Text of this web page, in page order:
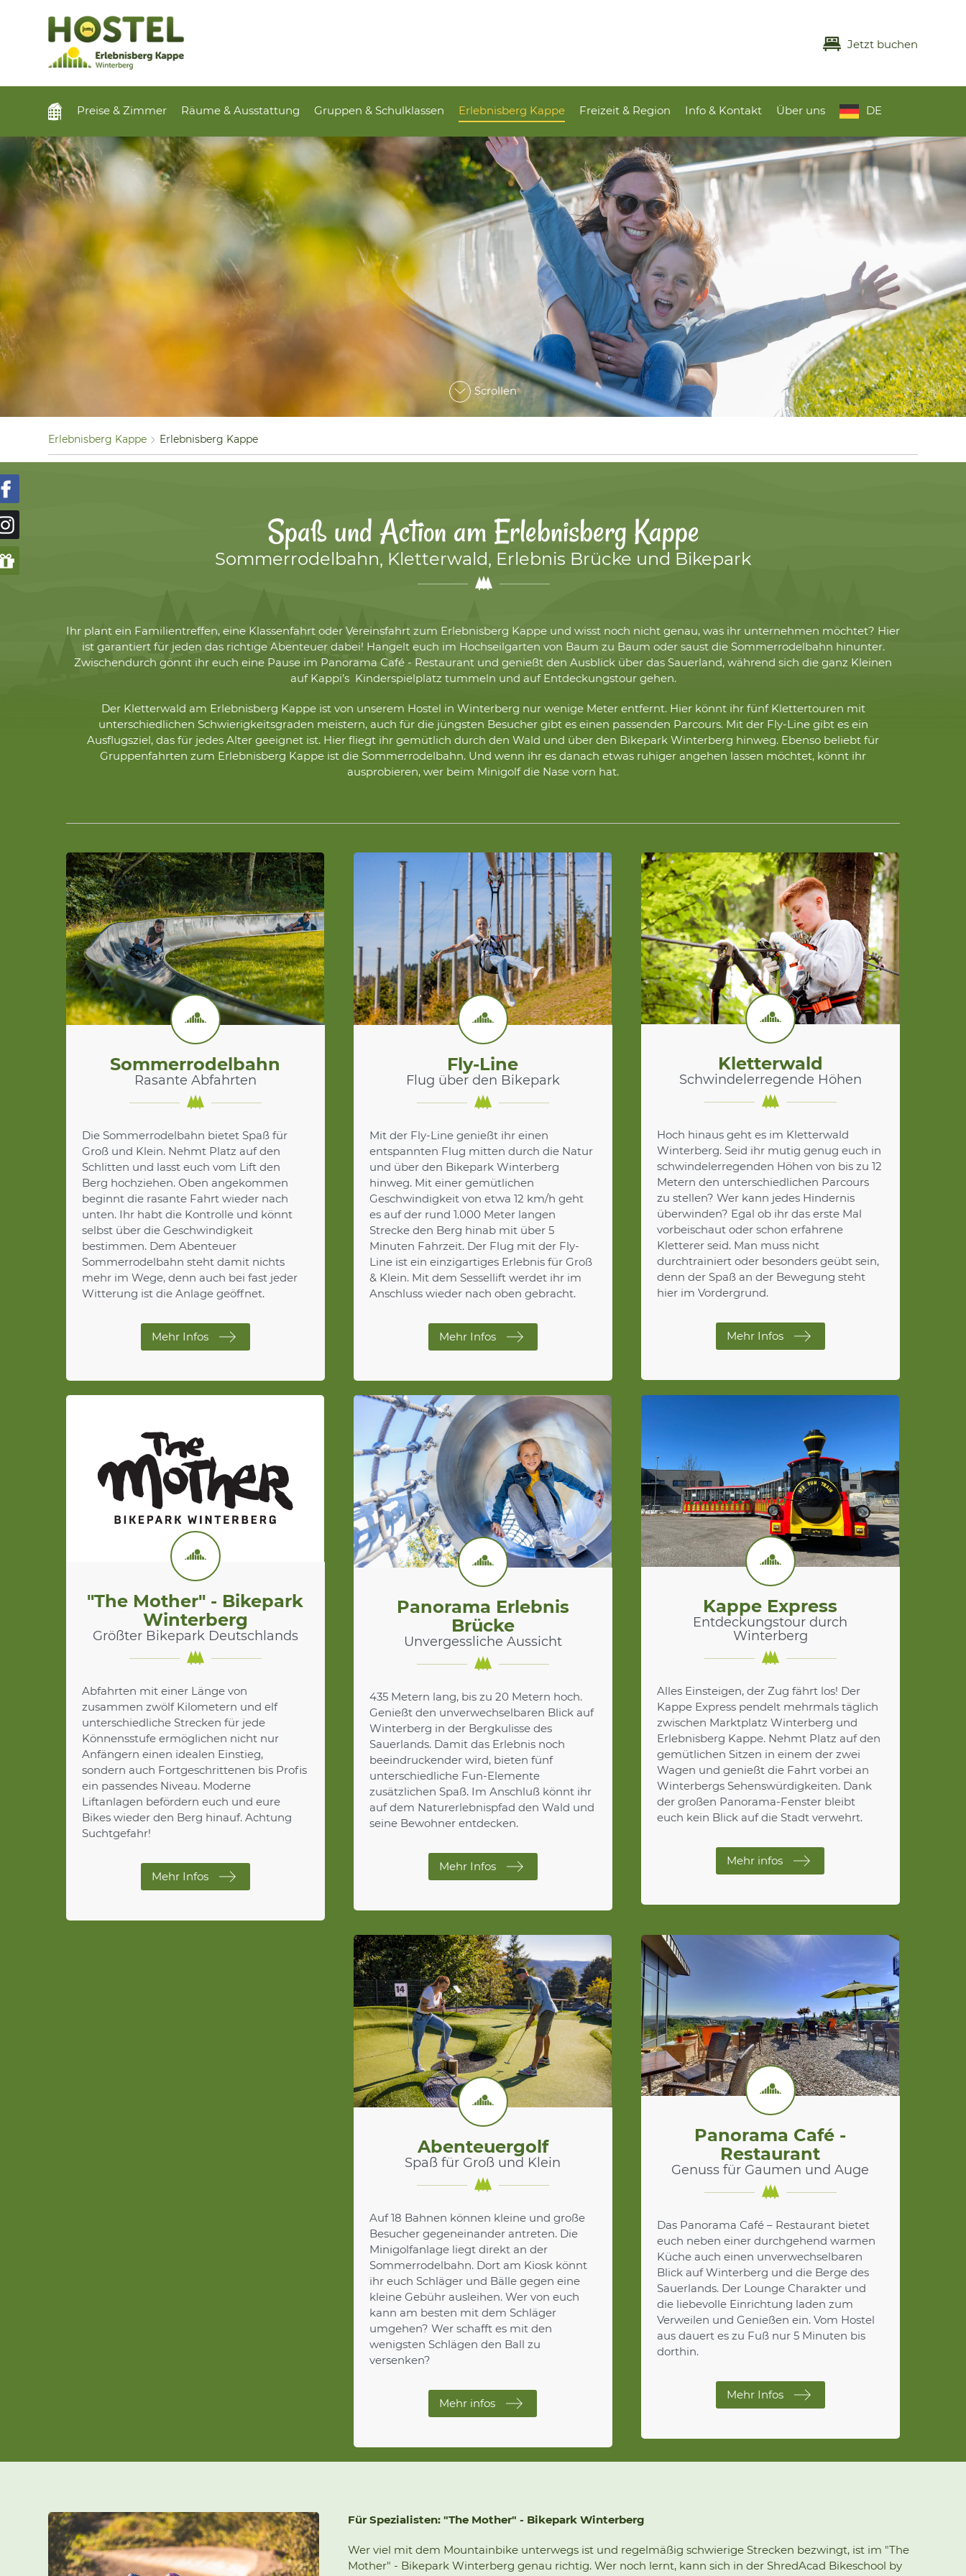
Jetzt buchen
Preise & Zimmer Räume & Ausstattung Gruppen & Schulklassen Erlebnisberg Kappe Freizeit & Region Info & Kontakt Über uns DE
Scrollen
Erlebnisberg Kappe Erlebnisberg Kappe
Spaß und Action am Erlebnisberg Kappe
Sommerrodelbahn, Kletterwald, Erlebnis Brücke und Bikepark
Ihr plant ein Familientreffen, eine Klassenfahrt oder Vereinsfahrt zum Erlebnisberg Kappe und wisst noch nicht genau, was ihr unternehmen möchtet? Hier
ist garantiert für jeden das richtige Abenteuer dabei! Hangelt euch im Hochseilgarten von Baum zu Baum oder saust die Sommerrodelbahn hinunter.
Zwischendurch gönnt ihr euch eine Pause im Panorama Café - Restaurant und genießt den Ausblick über das Sauerland, während sich die ganz Kleinen
auf Kappi’s Kinderspielplatz tummeln und auf Entdeckungstour gehen.
Der Kletterwald am Erlebnisberg Kappe ist von unserem Hostel in Winterberg nur wenige Meter entfernt. Hier könnt ihr fünf Klettertouren mit
unterschiedlichen Schwierigkeitsgraden meistern, auch für die jüngsten Besucher gibt es einen passenden Parcours. Mit der Fly-Line gibt es ein
Ausflugsziel, das für jedes Alter geeignet ist. Hier fliegt ihr gemütlich durch den Wald und über den Bikepark Winterberg hinweg. Ebenso beliebt für
Gruppenfahrten zum Erlebnisberg Kappe ist die Sommerrodelbahn. Und wenn ihr es danach etwas ruhiger angehen lassen möchtet, könnt ihr
ausprobieren, wer beim Minigolf die Nase vorn hat.
Sommerrodelbahn
Rasante Abfahrten
Die Sommerrodelbahn bietet Spaß für
Groß und Klein. Nehmt Platz auf den
Schlitten und lasst euch vom Lift den
Berg hochziehen. Oben angekommen
beginnt die rasante Fahrt wieder nach
unten. Ihr habt die Kontrolle und könnt
selbst über die Geschwindigkeit
bestimmen. Dem Abenteuer
Sommerrodelbahn steht damit nichts
mehr im Wege, denn auch bei fast jeder
Witterung ist die Anlage geöffnet.
Mehr Infos
Fly-Line
Flug über den Bikepark
Mit der Fly-Line genießt ihr einen
entspannten Flug mitten durch die Natur
und über den Bikepark Winterberg
hinweg. Mit einer gemütlichen
Geschwindigkeit von etwa 12 km/h geht
es auf der rund 1.000 Meter langen
Strecke den Berg hinab mit über 5
Minuten Fahrzeit. Der Flug mit der Fly-
Line ist ein einzigartiges Erlebnis für Groß
& Klein. Mit dem Sessellift werdet ihr im
Anschluss wieder nach oben gebracht.
Mehr Infos
Kletterwald
Schwindelerregende Höhen
Hoch hinaus geht es im Kletterwald
Winterberg. Seid ihr mutig genug euch in
schwindelerregenden Höhen von bis zu 12
Metern den unterschiedlichen Parcours
zu stellen? Wer kann jedes Hindernis
überwinden? Egal ob ihr das erste Mal
vorbeischaut oder schon erfahrene
Kletterer seid. Man muss nicht
durchtrainiert oder besonders geübt sein,
denn der Spaß an der Bewegung steht
hier im Vordergrund.
Mehr Infos
"The Mother" - Bikepark
Winterberg
Größter Bikepark Deutschlands
Abfahrten mit einer Länge von
zusammen zwölf Kilometern und elf
unterschiedliche Strecken für jede
Könnensstufe ermöglichen nicht nur
Anfängern einen idealen Einstieg,
sondern auch Fortgeschrittenen bis Profis
ein passendes Niveau. Moderne
Liftanlagen befördern euch und eure
Bikes wieder den Berg hinauf. Achtung
Suchtgefahr!
Mehr Infos
Panorama Erlebnis
Brücke
Unvergessliche Aussicht
435 Metern lang, bis zu 20 Metern hoch.
Genießt den unverwechselbaren Blick auf
Winterberg in der Bergkulisse des
Sauerlands. Damit das Erlebnis noch
beeindruckender wird, bieten fünf
unterschiedliche Fun-Elemente
zusätzlichen Spaß. Im Anschluß könnt ihr
auf dem Naturerlebnispfad den Wald und
seine Bewohner entdecken.
Mehr Infos
Kappe Express
Entdeckungstour durch
Winterberg
Alles Einsteigen, der Zug fährt los! Der
Kappe Express pendelt mehrmals täglich
zwischen Marktplatz Winterberg und
Erlebnisberg Kappe. Nehmt Platz auf den
gemütlichen Sitzen in einem der zwei
Wagen und genießt die Fahrt vorbei an
Winterbergs Sehenswürdigkeiten. Dank
der großen Panorama-Fenster bleibt
euch kein Blick auf die Stadt verwehrt.
Mehr infos
Abenteuergolf
Spaß für Groß und Klein
Auf 18 Bahnen können kleine und große
Besucher gegeneinander antreten. Die
Minigolfanlage liegt direkt an der
Sommerrodelbahn. Dort am Kiosk könnt
ihr euch Schläger und Bälle gegen eine
kleine Gebühr ausleihen. Wer von euch
kann am besten mit dem Schläger
umgehen? Wer schafft es mit den
wenigsten Schlägen den Ball zu
versenken?
Mehr infos
Panorama Café -
Restaurant
Genuss für Gaumen und Auge
Das Panorama Café – Restaurant bietet
euch neben einer durchgehend warmen
Küche auch einen unverwechselbaren
Blick auf Winterberg und die Berge des
Sauerlands. Der Lounge Charakter und
die liebevolle Einrichtung laden zum
Verweilen und Genießen ein. Vom Hostel
aus dauert es zu Fuß nur 5 Minuten bis
dorthin.
Mehr Infos
Für Spezialisten: "The Mother" - Bikepark Winterberg
Wer viel mit dem Mountainbike unterwegs ist und regelmäßig schwierige Strecken bezwingt, ist im "The
Mother" - Bikepark Winterberg genau richtig. Wer noch lernt, kann sich in der ShredAcad Bikeschool by